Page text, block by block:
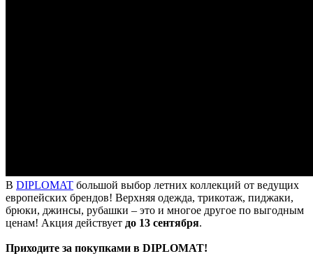
В DIPLOMAT большой выбор летних коллекций от ведущих
европейских брендов! Верхняя одежда, трикотаж, пиджаки,
брюки, джинсы, рубашки – это и многое другое по выгодным
ценам! Акция действует до 13 сентября.
Приходите за покупками в DIPLOMAT!